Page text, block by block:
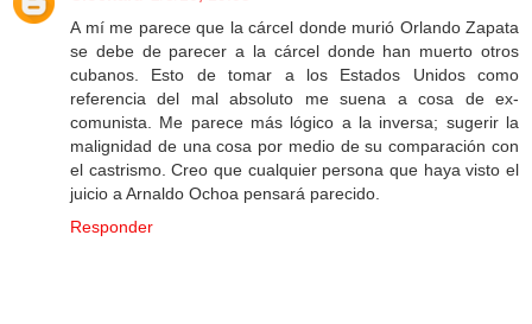
A mí me parece que la cárcel donde murió Orlando Zapata
se debe de parecer a la cárcel donde han muerto otros
cubanos. Esto de tomar a los Estados Unidos como
referencia del mal absoluto me suena a cosa de ex-
comunista. Me parece más lógico a la inversa; sugerir la
malignidad de una cosa por medio de su comparación con
el castrismo. Creo que cualquier persona que haya visto el
juicio a Arnaldo Ochoa pensará parecido.
Responder